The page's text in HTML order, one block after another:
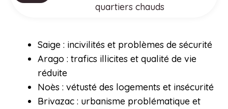
quartiers chauds
Saige : incivilités et problèmes de sécurité
Arago : trafics illicites et qualité de vie
réduite
Noès : vétusté des logements et insécurité
Brivazac : urbanisme problématique et